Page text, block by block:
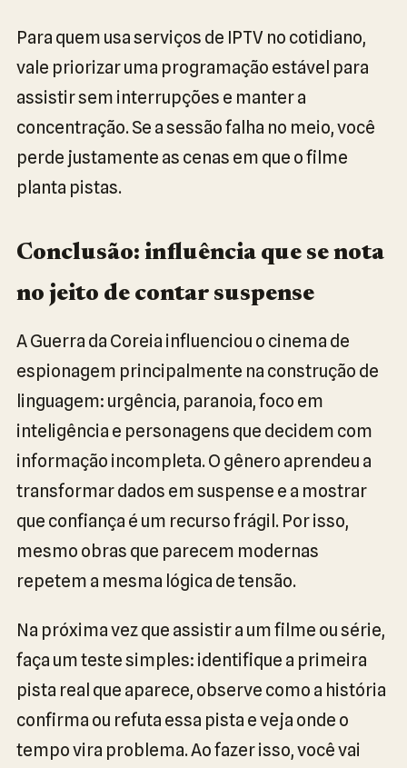
Para quem usa serviços de IPTV no cotidiano,
vale priorizar uma programação estável para
assistir sem interrupções e manter a
concentração. Se a sessão falha no meio, você
perde justamente as cenas em que o filme
planta pistas.
Conclusão: influência que se nota
no jeito de contar suspense
A Guerra da Coreia influenciou o cinema de
espionagem principalmente na construção de
linguagem: urgência, paranoia, foco em
inteligência e personagens que decidem com
informação incompleta. O gênero aprendeu a
transformar dados em suspense e a mostrar
que confiança é um recurso frágil. Por isso,
mesmo obras que parecem modernas
repetem a mesma lógica de tensão.
Na próxima vez que assistir a um filme ou série,
faça um teste simples: identifique a primeira
pista real que aparece, observe como a história
confirma ou refuta essa pista e veja onde o
tempo vira problema. Ao fazer isso, você vai